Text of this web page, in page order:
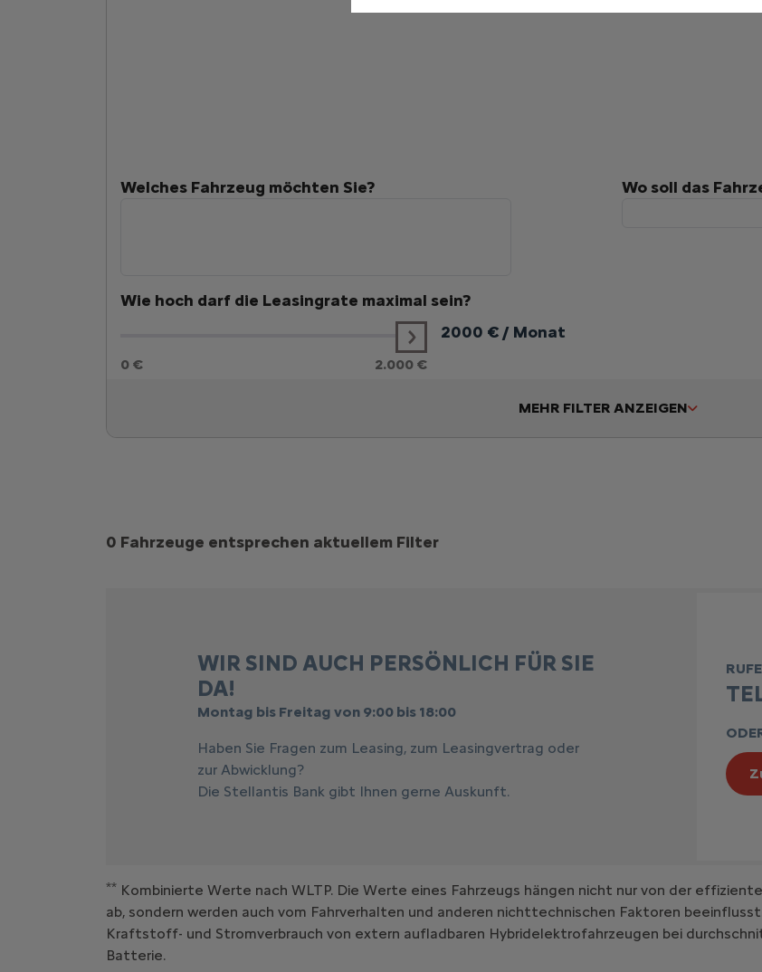
Welches Fahrzeug möchten Sie? Wo soll das
Wie hoch darf die Leasingrate maximal sein?
0 € 2.000 €
2000 € / Monat
MEHR FILTER ANZEIGEN
Suchergebnisse
0 Fahrzeuge entsprechen aktuellem Filter
WIR SIND AUCH PERSÖNLICH FÜR SIE
DA!
Montag bis Freitag von 9:00 bis 18:00
Haben Sie Fragen zum Leasing, zum Leasingvertrag oder
zur Abwicklung?
Die Stellantis Bank gibt Ihnen gerne Auskunft.
** Kombinierte Werte nach WLTP. Die Werte eines Fahrzeugs hängen nicht nur von der
ab, sondern werden auch vom Fahrverhalten und anderen nichttechnischen Faktoren
Kraftstoff- und Stromverbrauch von extern aufladbaren Hybridelektrofahrzeugen bei
Batterie.